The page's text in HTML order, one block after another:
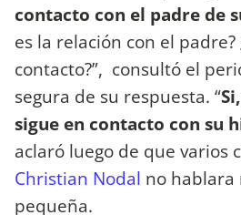
contacto con el padre de
es la relación con el padre?
contacto?”, consultó el
segura de su respuesta. “
sigue en contacto con su
aclaró luego de que varios
Christian Nodal no hablara
pequeña.